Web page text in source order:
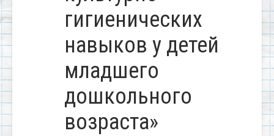
гигиенических
навыков у детей
младшего
дошкольного
возраста»